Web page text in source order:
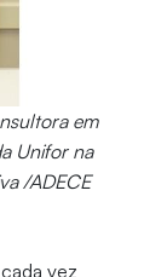
em
Unifor na
/ADECE
vez